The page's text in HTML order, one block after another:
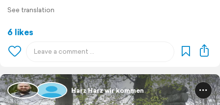
See translation
6 likes
Harz Harz wir kommen